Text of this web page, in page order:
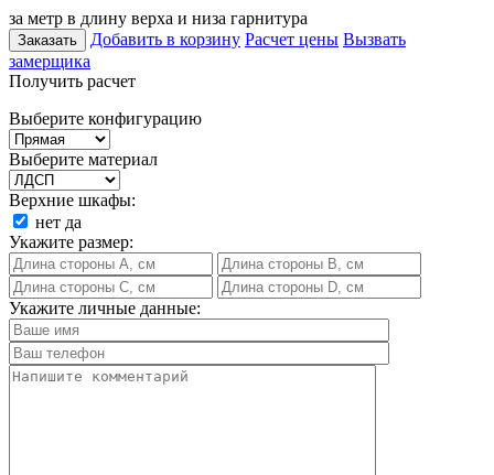
за метр в длину верха и низа гарнитура
Заказать Добавить в корзину Расчет цены Вызвать
замерщика
Получить расчет
Выберите конфигурацию
Выберите материал
Верхние шкафы:
нет да
Укажите размер:
Укажите личные данные: